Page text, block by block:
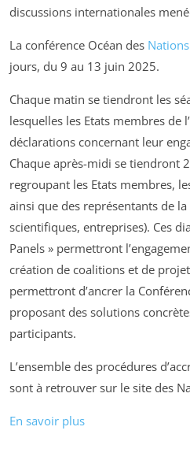
discussions internationales
La conférence Océan des
jours, du 9 au 13 juin 2025.
Chaque matin se tiendront les
lesquelles les Etats membres de
déclarations concernant leur
Chaque après-midi se tiendront
regroupant les Etats membres,
ainsi que des représentants de la
scientifiques, entreprises). Ces
Panels » permettront
création de coalitions et de
permettront d’ancrer la
proposant des solutions
participants.
L’ensemble des procédures
sont à retrouver sur le site des
En savoir plus